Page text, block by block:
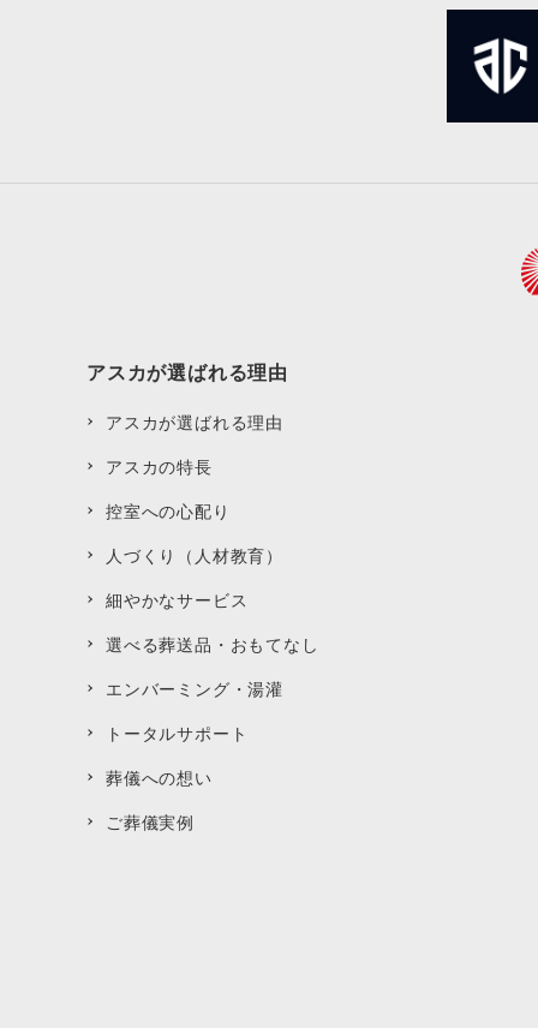
アスカが選ばれる理由
アスカが選ばれる理由
アスカの特長
控室への心配り
人づくり（人材教育）
細やかなサービス
選べる葬送品・おもてなし
エンバーミング・湯灌
トータルサポート
葬儀への想い
ご葬儀実例